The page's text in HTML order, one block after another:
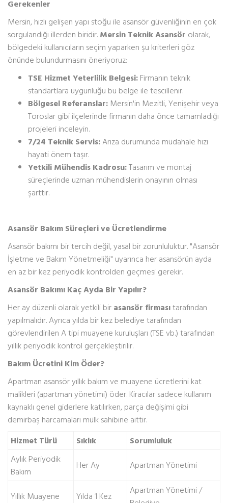
Gerekenler
Mersin, hızlı gelişen yapı stoğu ile asansör güvenliğinin en çok
sorgulandığı illerden biridir. Mersin Teknik Asansör olarak,
bölgedeki kullanıcıların seçim yaparken şu kriterleri göz
önünde bulundurmasını öneriyoruz:
TSE Hizmet Yeterlilik Belgesi: Firmanın teknik
standartlara uygunluğu bu belge ile tescillenir.
Bölgesel Referanslar: Mersin'in Mezitli, Yenişehir veya
Toroslar gibi ilçelerinde firmanın daha önce tamamladığı
projeleri inceleyin.
7/24 Teknik Servis:Arıza durumunda müdahale hızı
hayati önem taşır.
Yetkili Mühendis Kadrosu:Tasarım ve montaj
süreçlerinde uzman mühendislerin onayının olması
şarttır.
Asansör Bakım Süreçleri ve Ücretlendirme
Asansör bakımı bir tercih değil, yasal bir zorunluluktur. "Asansör
İşletme ve Bakım Yönetmeliği" uyarınca her asansörün ayda
en az bir kez periyodik kontrolden geçmesi gerekir.
Asansör Bakımı Kaç Ayda Bir Yapılır?
Her ay düzenli olarak yetkili bir asansör firmasıtarafından
yapılmalıdır. Ayrıca yılda bir kez belediye tarafından
görevlendirilen A tipi muayene kuruluşları (TSE vb.) tarafından
yıllık periyodik kontrol gerçekleştirilir.
Bakım Ücretini Kim Öder?
Apartman asansör yıllık bakım ve muayene ücretlerini kat
malikleri (apartman yönetimi) öder. Kiracılar sadece kullanım
kaynaklı genel giderlere katılırken, parça değişimi gibi
demirbaş harcamaları mülk sahibine aittir.
Hizmet Türü
Sıklık
Sorumluluk
Aylık Periyodik
Bakım
Her Ay Apartman Yönetimi
Yıllık Muayene Yılda 1 Kez
Apartman Yönetimi /